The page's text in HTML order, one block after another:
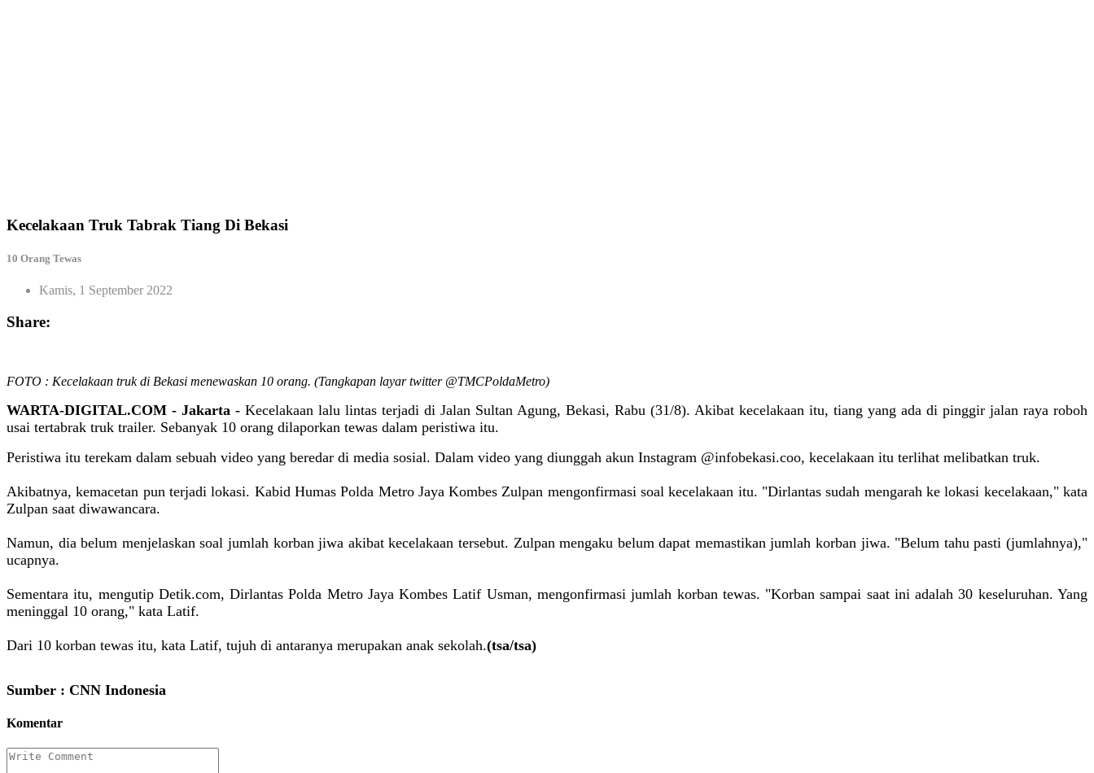
Kecelakaan Truk Tabrak Tiang Di Bekasi
10 Orang Tewas
Kamis, 1 September 2022
Share:
FOTO : Kecelakaan truk di Bekasi menewaskan 10 orang. (Tangkapan layar twitter @TMCPoldaMetro)
WARTA-DIGITAL.COM - Jakarta - Kecelakaan lalu lintas terjadi di Jalan Sultan Agung, Bekasi, Rabu (31/8). Akibat kecelakaan itu, tiang yang ada di pinggir jalan raya roboh
usai tertabrak truk trailer. Sebanyak 10 orang dilaporkan tewas dalam peristiwa itu.
Peristiwa itu terekam dalam sebuah video yang beredar di media sosial. Dalam video yang diunggah akun Instagram @infobekasi.coo, kecelakaan itu terlihat melibatkan truk.
Akibatnya, kemacetan pun terjadi lokasi. Kabid Humas Polda Metro Jaya Kombes Zulpan mengonfirmasi soal kecelakaan itu. "Dirlantas sudah mengarah ke lokasi kecelakaan," kata
Zulpan saat diwawancara.
Namun, dia belum menjelaskan soal jumlah korban jiwa akibat kecelakaan tersebut. Zulpan mengaku belum dapat memastikan jumlah korban jiwa. "Belum tahu pasti (jumlahnya),"
ucapnya.
Sementara itu, mengutip Detik.com, Dirlantas Polda Metro Jaya Kombes Latif Usman, mengonfirmasi jumlah korban tewas. "Korban sampai saat ini adalah 30 keseluruhan. Yang
meninggal 10 orang," kata Latif.
Dari 10 korban tewas itu, kata Latif, tujuh di antaranya merupakan anak sekolah.(tsa/tsa)
Sumber : CNN Indonesia
Komentar